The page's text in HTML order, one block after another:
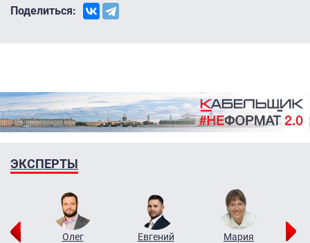
Поделиться:
ЭКСПЕРТЫ
Олег
Евгений
Мария